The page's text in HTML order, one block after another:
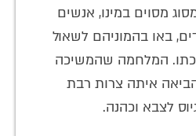
מסוים במינו, אנשים
באו בהמוניהם לשאול
המלחמה שהמשיכה
איתה צרות רבת
לצבא וכהנה.